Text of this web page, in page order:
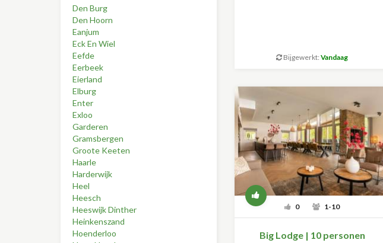
Den Burg
Den Hoorn
Eanjum
Eck En Wiel
Eefde
Eerbeek
Eierland
Elburg
Enter
Exloo
Garderen
Gramsbergen
Groote Keeten
Haarle
Harderwijk
Heel
Heesch
Heeswijk Dinther
Heinkenszand
Hoenderloo
Bijgewerkt:Vandaag
0 1-10
Big Lodge | 10 personen